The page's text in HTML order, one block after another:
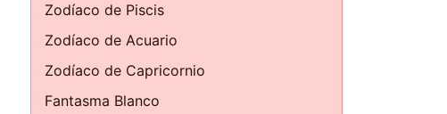
Zodíaco de Piscis
Zodíaco de Acuario
Zodíaco de Capricornio
Fantasma Blanco